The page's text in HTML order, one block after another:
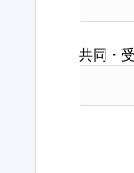
共同・